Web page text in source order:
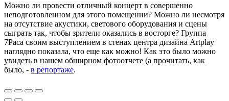
Можно ли провести отличный концерт в совершенно
неподготовленном для этого помещении? Можно ли несмотря
на отсутствие акустики, светового оборудования и сцены
сыграть так, чтобы зрители оказались в восторге? Группа
7Раса своим выступлением в стенах центра дизайна Artplay
наглядно показала, что еще как можно! Как это было можно
увидеть в нашем обширном фотоотчете (а прочитать, как
было, - в репортаже.